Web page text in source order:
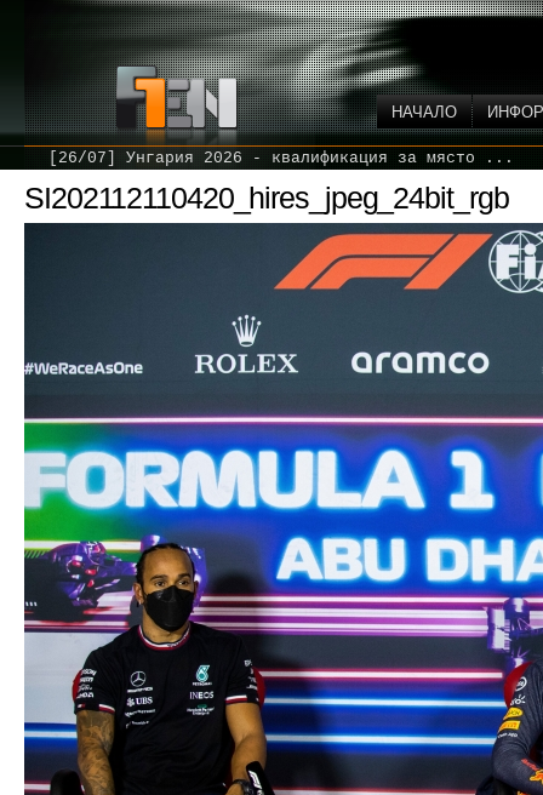
НАЧАЛО
[26/07] Унгария 2026 - квалификация за място ...
SI202112110420_hires_jpeg_24bit_rgb